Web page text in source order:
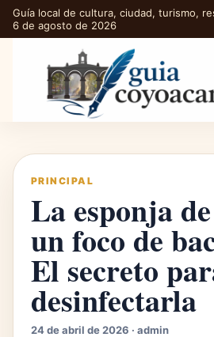
Guía local de cultura, ciudad, turismo,
6 de agosto de 2026
PRINCIPAL
La esponja
un foco de
El secreto
desinfectarla
24 de abril de 2026 · admin